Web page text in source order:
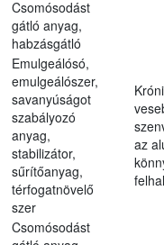
Csomósodást
gátló anyag,
habzásgátló
Emulgeálósó,
emulgeálószer,
savanyúságot
szabályozó
anyag,
stabilizátor,
sűrítőanyag,
térfogatnövelő
szer
az
Csomósodást